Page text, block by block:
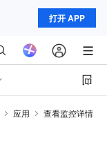
打开 APP
应用
查看监控详情